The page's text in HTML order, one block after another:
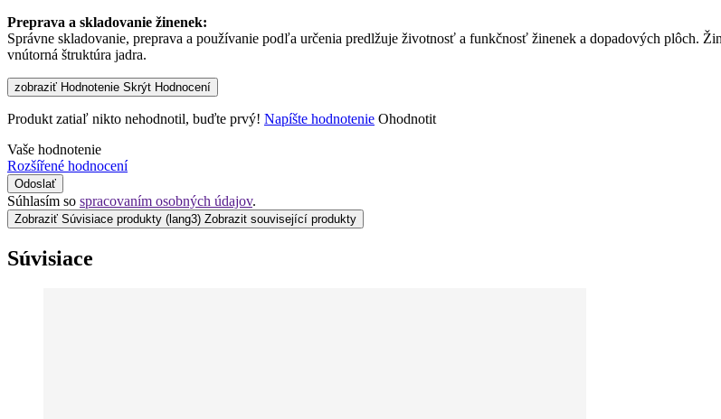
Preprava a skladovanie žinenek:
Správne skladovanie, preprava a používanie podľa určenia predlžuje životnosť a funkčnosť žinenek a dopadových plôch.
vnútorná štruktúra jadra.
zobraziť Hodnotenie Skrýt Hodnocení
Produkt zatiaľ nikto nehodnotil, buďte prvý! Napíšte hodnotenie Ohodnotit
Vaše hodnotenie
Rozšířené hodnocení
Odoslať
Súhlasím so spracovaním osobných údajov.
Zobraziť Súvisiace produkty (lang3) Zobrazit související produkty
Súvisiace